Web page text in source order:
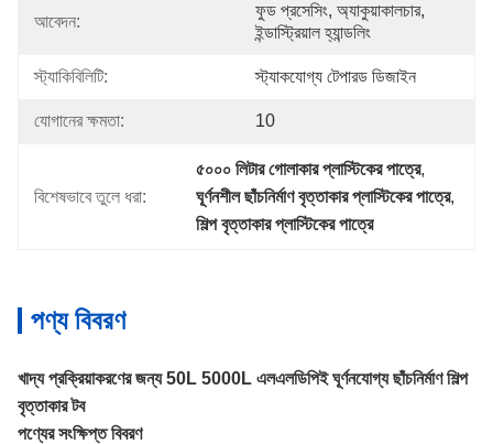
আবেদন:
ফুড প্রসেসিং, অ্যাকুয়াকালচার,
ইন্ডাস্ট্রিয়াল হ্যান্ডলিং
স্ট্যাকিবিলিটি: স্ট্যাকযোগ্য টেপারড ডিজাইন
যোগানের ক্ষমতা: 10
বিশেষভাবে তুলে ধরা:
৫০০০ লিটার গোলাকার প্লাস্টিকের পাত্রে,
ঘূর্ণনশীল ছাঁচনির্মাণ বৃত্তাকার প্লাস্টিকের পাত্রে
শিল্প বৃত্তাকার প্লাস্টিকের পাত্রে
পণ্য বিবরণ
খাদ্য প্রক্রিয়াকরণের জন্য 50L 5000L এলএলডিপিই ঘূর্ণনযোগ্য ছাঁচনির্মাণ শিল্প
বৃত্তাকার টব
পণ্যের সংক্ষিপ্ত বিবরণ